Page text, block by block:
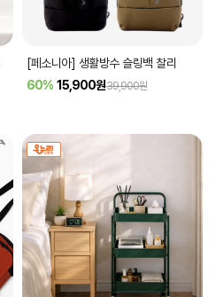
[페소니아] 생활방수 슬링백 찰리
60% 15,900원39,900원